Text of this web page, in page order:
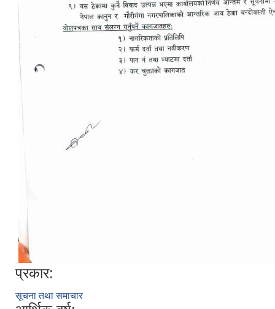
प्रकार:
सूचना तथा समाचार